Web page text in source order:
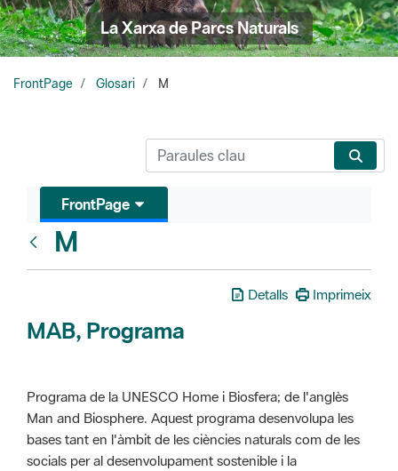
La Xarxa de Parcs Naturals
FrontPage Glosari M
FrontPage
M
Detalls Imprimeix
MAB, Programa
Programa de la UNESCO Home i Biosfera; de l'anglès
Man and Biosphere. Aquest programa desenvolupa les
bases tant en l'àmbit de les ciències naturals com de les
socials per al desenvolupament sostenible i la